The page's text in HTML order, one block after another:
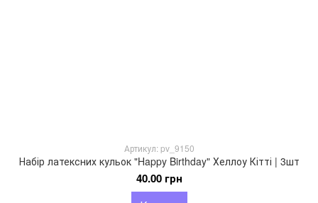
Артикул: pv_9150
Набір латексних кульок "Happy Birthday" Хеллоу Кітті | 3шт
40.00 грн